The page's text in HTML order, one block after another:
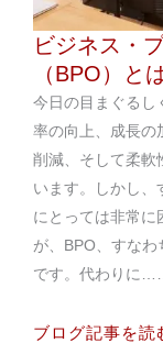
ビジネス・
（BPO）と
今日の目まぐるし
率の向上、成長の
削減、そして柔軟
います。しかし、
にとっては非常に
が、BPO、すな
です。代わりに……
ブログ記事を読